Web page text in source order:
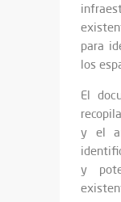
para
los
El
y el
y